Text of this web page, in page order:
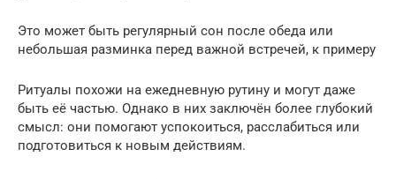
Это может быть регулярный сон после обеда или
небольшая разминка перед важной встречей, к примеру
Ритуалы похожи на ежедневную рутину и могут даже
быть её частью. Однако в них заключён более глубокий
смысл: они помогают успокоиться, расслабиться или
подготовиться к новым действиям.